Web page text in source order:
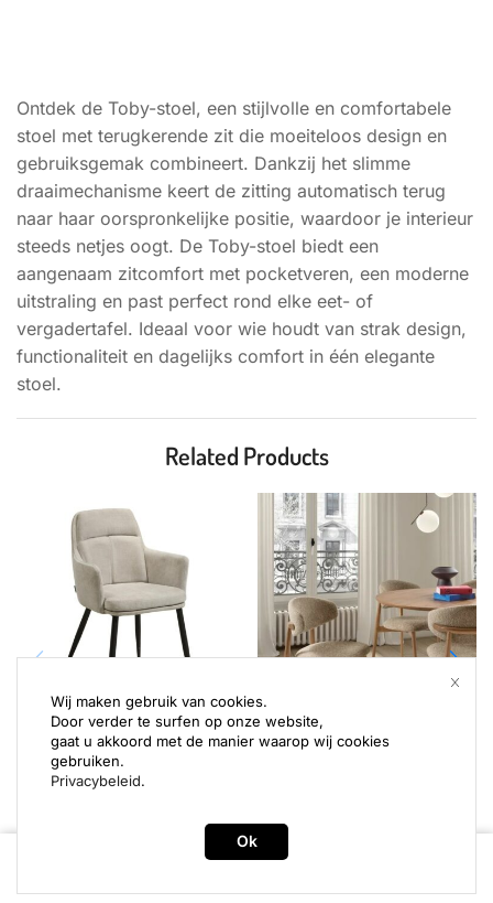
Ontdek de Toby-stoel, een stijlvolle en comfortabele
stoel met terugkerende zit die moeiteloos design en
gebruiksgemak combineert. Dankzij het slimme
draaimechanisme keert de zitting automatisch terug
naar haar oorspronkelijke positie, waardoor je interieur
steeds netjes oogt. De Toby-stoel biedt een
aangenaam zitcomfort met pocketveren, een moderne
uitstraling en past perfect rond elke eet- of
vergadertafel. Ideaal voor wie houdt van strak design,
functionaliteit en dagelijks comfort in één elegante
stoel.
Related Products
stoelen
Stoel Donna Toffee
stoelen
Wij maken gebruik van cookies.
Door verder te surfen op onze website,
gaat u akkoord met de manier waarop wij cookies
gebruiken.
Privacybeleid.
Ok